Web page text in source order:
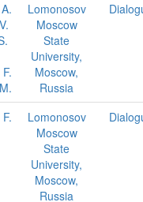
Lomonosov
Moscow
State
University,
Moscow,
Russia
Lomonosov
Moscow
State
University,
Moscow,
Russia